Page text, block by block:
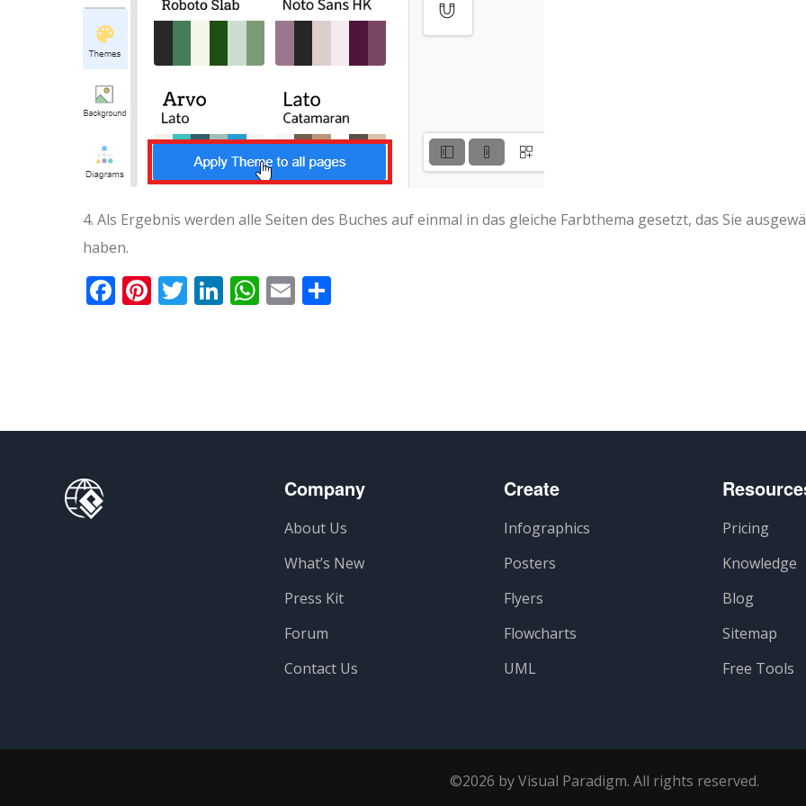
4. Als Ergebnis werden alle Seiten des Buches auf einmal in das gleiche Farbthema gesetzt, das Sie
haben.
Facebook
Pinterest
Twitter
LinkedIn
WhatsApp
Email
Company
About Us
What’s New
Press Kit
Forum
Contact Us
Create
Infographics
Posters
Flyers
Flowcharts
UML
Pricing
Knowledge
Blog
Sitemap
Free Tools
©2026 by Visual Paradigm. All rights reserved.